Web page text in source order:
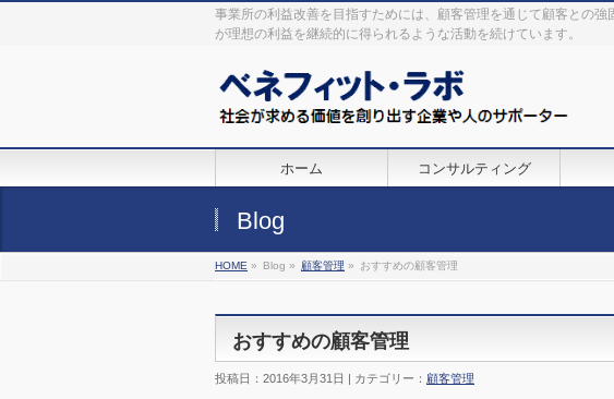
事業所の利益改善を目指すためには、顧客管理を通じて顧客との
が理想の利益を継続的に得られるような活動を続けています。
ホーム コンサルティング
Blog
HOME » Blog » 顧客管理 » おすすめの顧客管理
おすすめの顧客管理
投稿日：2016年3月31日 | カテゴリー： 顧客管理